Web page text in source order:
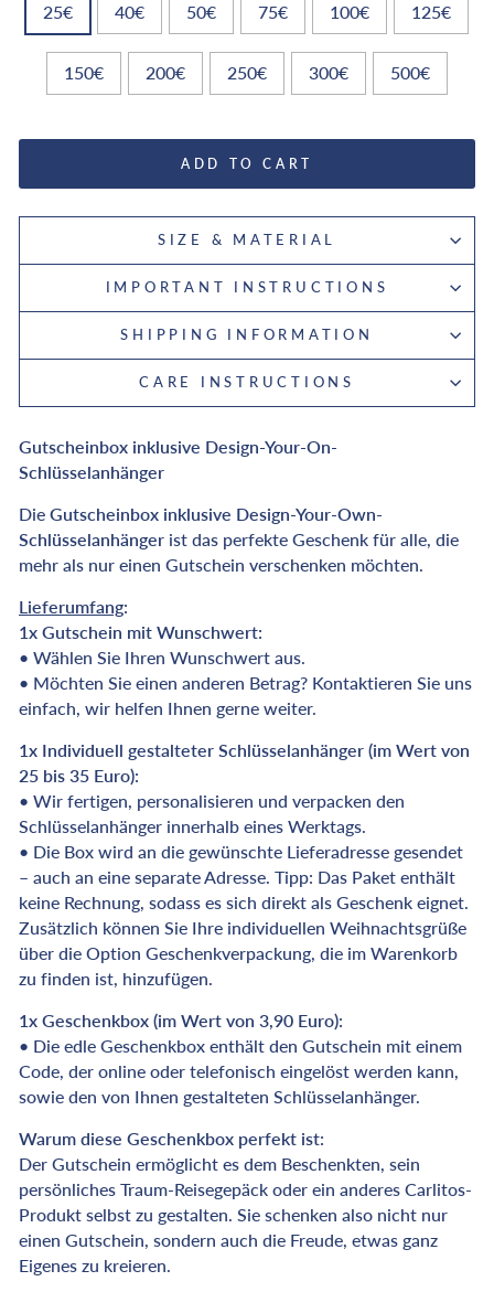
25€ 40€ 50€ 75€ 100€ 125€
150€ 200€ 250€ 300€ 500€
ADD TO CART
SIZE & MATERIAL
IMPORTANT INSTRUCTIONS
SHIPPING INFORMATION
CARE INSTRUCTIONS
Gutscheinbox inklusive Design-Your-On-
Schlüsselanhänger
Die Gutscheinbox inklusive Design-Your-Own-
Schlüsselanhänger ist das perfekte Geschenk für alle, die
mehr als nur einen Gutschein verschenken möchten.
Lieferumfang:
1x Gutschein mit Wunschwert:
• Wählen Sie Ihren Wunschwert aus.
• Möchten Sie einen anderen Betrag? Kontaktieren Sie uns
einfach, wir helfen Ihnen gerne weiter.
1x Individuell gestalteter Schlüsselanhänger (im Wert von
25 bis 35 Euro):
• Wir fertigen, personalisieren und verpacken den
Schlüsselanhänger innerhalb eines Werktags.
• Die Box wird an die gewünschte Lieferadresse gesendet
– auch an eine separate Adresse. Tipp: Das Paket enthält
keine Rechnung, sodass es sich direkt als Geschenk eignet.
Zusätzlich können Sie Ihre individuellen Weihnachtsgrüße
über die Option Geschenkverpackung, die im Warenkorb
zu finden ist, hinzufügen.
1x Geschenkbox (im Wert von 3,90 Euro):
• Die edle Geschenkbox enthält den Gutschein mit einem
Code, der online oder telefonisch eingelöst werden kann,
sowie den von Ihnen gestalteten Schlüsselanhänger.
Warum diese Geschenkbox perfekt ist:
Der Gutschein ermöglicht es dem Beschenkten, sein
persönliches Traum-Reisegepäck oder ein anderes Carlitos-
Produkt selbst zu gestalten. Sie schenken also nicht nur
einen Gutschein, sondern auch die Freude, etwas ganz
Eigenes zu kreieren.